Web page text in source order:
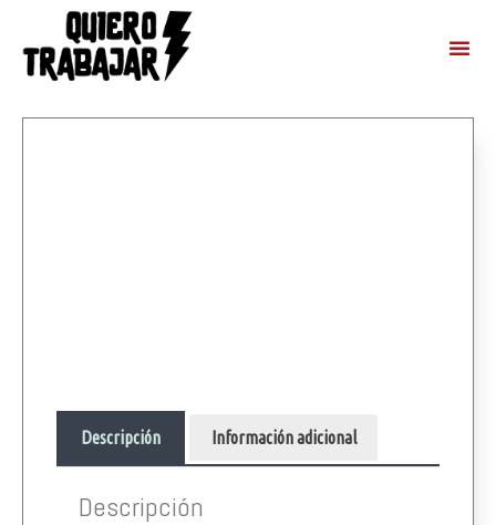
Descripción Información adicional
Descripción